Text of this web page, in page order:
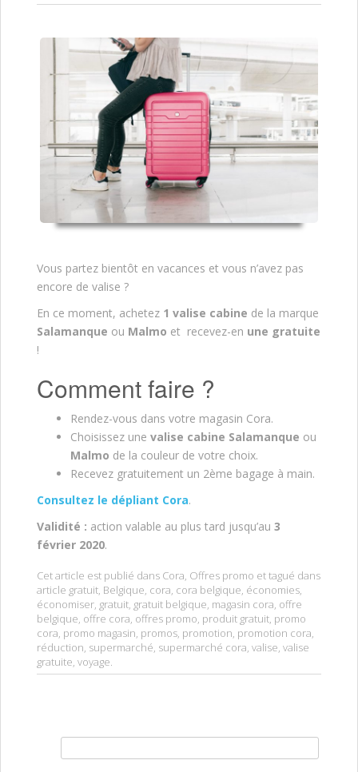
Vous partez bientôt en vacances et vous n’avez pas
encore de valise ?
En ce moment, achetez 1 valise cabine de la marque
Salamanque ou Malmo et recevez-en une gratuite
!
Comment faire ?
Rendez-vous dans votre magasin Cora.
Choisissez une valise cabine Salamanque ou
Malmo de la couleur de votre choix.
Recevez gratuitement un 2ème bagage à main.
Consultez le dépliant Cora.
Validité : action valable au plus tard jusqu’au 3
février 2020.
Cet article est publié dans Cora, Offres promo et tagué dans
article gratuit, Belgique, cora, cora belgique, économies,
économiser, gratuit, gratuit belgique, magasin cora, offre
belgique, offre cora, offres promo, produit gratuit, promo
cora, promo magasin, promos, promotion, promotion cora,
réduction, supermarché, supermarché cora, valise, valise
gratuite, voyage.